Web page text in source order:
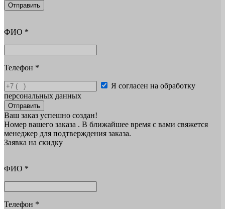
Отправить
ФИО *
Телефон *
Я согласен на обработку
персональных данных
Отправить
Ваш заказ успешно создан!
Номер вашего заказа . В ближайшее время с вами свяжется
менеджер для подтверждения заказа.
Заявка на скидку
ФИО *
Телефон *